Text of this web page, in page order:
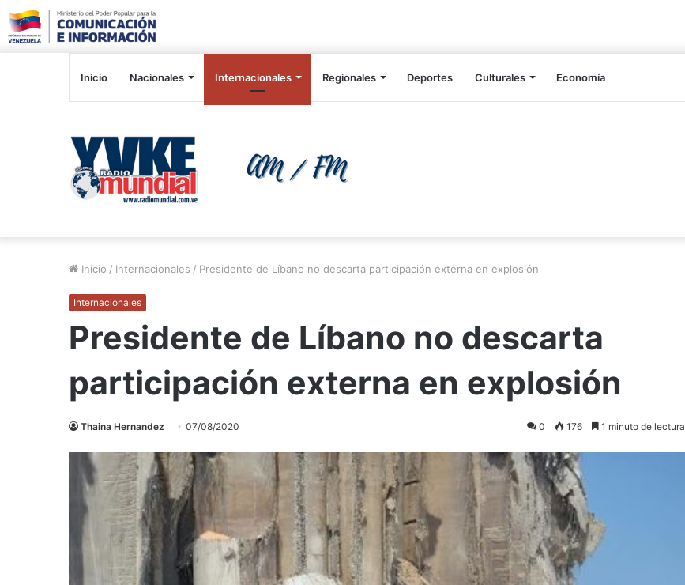
Inicio Nacionales Internacionales Regionales Deportes Culturales Economía
Inicio / Internacionales / Presidente de Líbano no descarta participación externa en explosión
Internacionales
Presidente de Líbano no descarta
participación externa en explosión
Thaina Hernandez 07/08/2020 0 176 1 minuto de lectura